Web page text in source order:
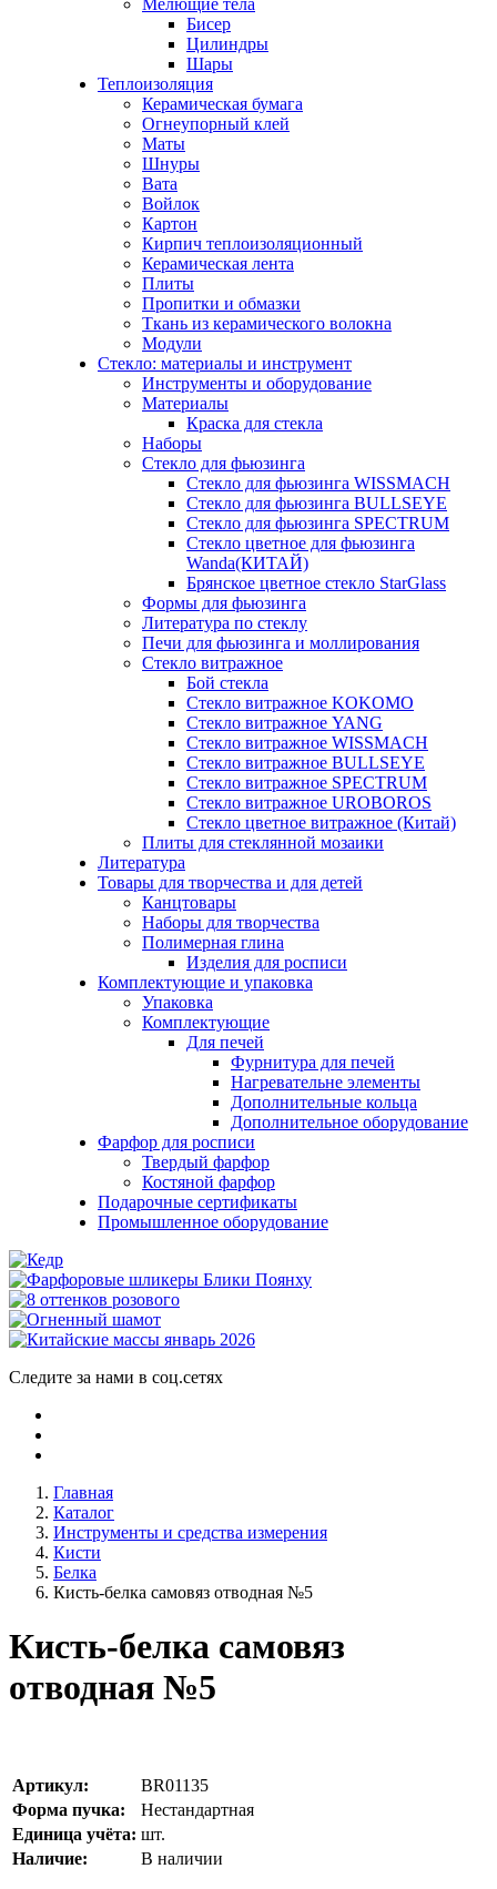
Мелющие тела
Бисер
Цилиндры
Шары
Теплоизоляция
Керамическая бумага
Огнеупорный клей
Маты
Шнуры
Вата
Войлок
Картон
Кирпич теплоизоляционный
Керамическая лента
Плиты
Пропитки и обмазки
Ткань из керамического волокна
Модули
Стекло: материалы и инструмент
Инструменты и оборудование
Материалы
Краска для стекла
Наборы
Стекло для фьюзинга
Стекло для фьюзинга WISSMACH
Стекло для фьюзинга BULLSEYE
Стекло для фьюзинга SPECTRUM
Стекло цветное для фьюзинга
Wanda(КИТАЙ)
Брянское цветное стекло StarGlass
Формы для фьюзинга
Литература по стеклу
Печи для фьюзинга и моллирования
Стекло витражное
Бой стекла
Стекло витражное KOKOMO
Стекло витражное YANG
Стекло витражное WISSMACH
Стекло витражное BULLSEYE
Стекло витражное SPECTRUM
Стекло витражное UROBOROS
Стекло цветное витражное (Китай)
Плиты для стеклянной мозаики
Литература
Товары для творчества и для детей
Канцтовары
Наборы для творчества
Полимерная глина
Изделия для росписи
Комплектующие и упаковка
Упаковка
Комплектующие
Для печей
Фурнитура для печей
Нагревательне элементы
Дополнительные кольца
Дополнительное оборудование
Фарфор для росписи
Твердый фарфор
Костяной фарфор
Подарочные сертификаты
Промышленное оборудование
Следите за нами в соц.сетях
Главная
Каталог
Инструменты и средства измерения
Кисти
Белка
Кисть-белка самовяз отводная №5
Кисть-белка самовяз
отводная №5
Артикул:
BR01135
Форма пучка:
Нестандартная
Единица учёта: шт.
Наличие:
В наличии